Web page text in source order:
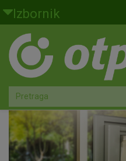
Skoči na glavni sadržaj
Izbornik
Građani
Privatno bankarstvo
Agro
Mala poduzeća i obrtnici
Srednja i velika poduzeća